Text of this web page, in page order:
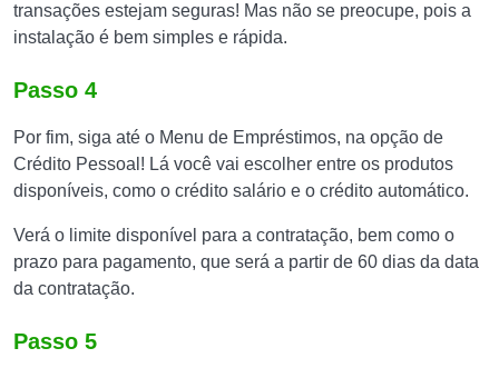
transações estejam seguras! Mas não se preocupe, pois a
instalação é bem simples e rápida.
Passo 4
Por fim, siga até o Menu de Empréstimos, na opção de
Crédito Pessoal! Lá você vai escolher entre os produtos
disponíveis, como o crédito salário e o crédito automático.
Verá o limite disponível para a contratação, bem como o
prazo para pagamento, que será a partir de 60 dias da data
da contratação.
Passo 5